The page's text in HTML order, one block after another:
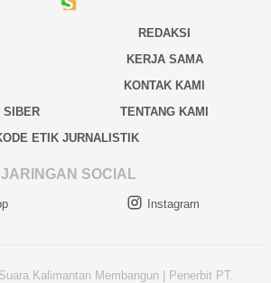
REDAKSI
KERJA SAMA
KONTAK KAMI
SIBER
TENTANG KAMI
ETIK JURNALISTIK
JARINGAN SOCIAL
Instagram
Kalimantan Membangun | Penerbit PT.